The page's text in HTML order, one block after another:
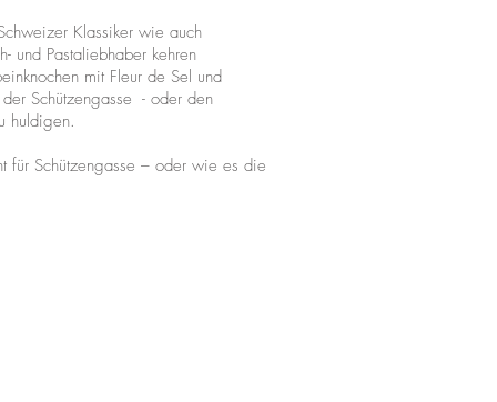
Klassiker wie auch
und Pastaliebhaber kehren
mit Fleur de Sel und
Schützengasse - oder den
huldigen.
für Schützengasse – oder wie es die